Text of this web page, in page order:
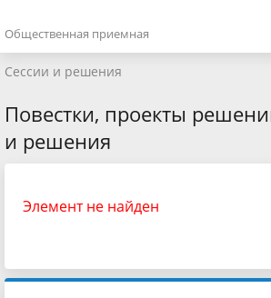
Общественная приемная
Сессии и решения
Повестки, проекты
и решения
Элемент не найден